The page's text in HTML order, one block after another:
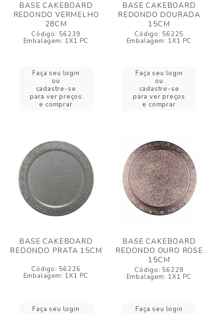
BASE CAKEBOARD
REDONDO VERMELHO
28CM
Código: 56239
Embalagem: 1X1 PC
Faça seu login
ou
cadastre-se
para ver preços
e comprar
BASE CAKEBOARD
REDONDO DOURADA
15CM
Código: 56225
Embalagem: 1X1 PC
Faça seu login
ou
cadastre-se
para ver preços
e comprar
BASE CAKEBOARD
REDONDO PRATA 15CM
Código: 56226
Embalagem: 1X1 PC
Faça seu login
BASE CAKEBOARD
REDONDO OURO ROSE
15CM
Código: 56228
Embalagem: 1X1 PC
Faça seu login